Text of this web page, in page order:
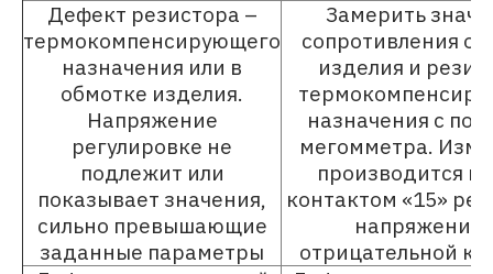
Дефект резистора –
термокомпенсирующего
назначения или в
обмотке изделия.
Напряжение
регулировке не
подлежит или
показывает значения,
сильно превышающие
заданные параметры
Замерить
сопротивления
изделия и
назначения с
мегомметра.
производится
контактом «15»
напряжения
отрицательной